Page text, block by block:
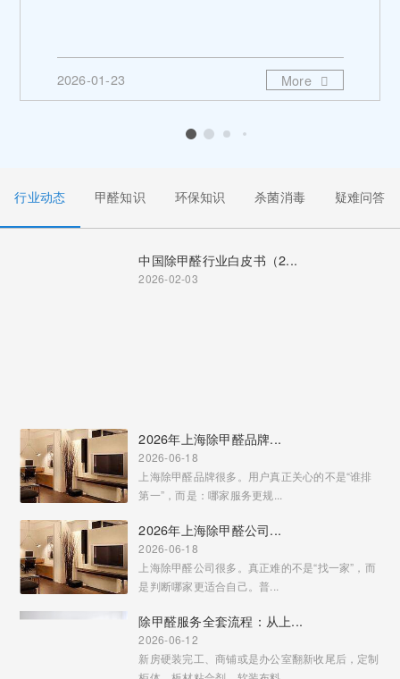
2026-01-23 More
行业动态 甲醛知识 环保知识 杀菌消毒 疑难问答
中国除甲醛行业白皮书（2...
2026-02-03
2026年上海除甲醛品牌...
2026-06-18
上海除甲醛品牌很多。用户真正关心的不是“谁排
第一”，而是：哪家服务更规...
2026年上海除甲醛公司...
2026-06-18
上海除甲醛公司很多。真正难的不是“找一家”，而
是判断哪家更适合自己。普...
除甲醛服务全套流程：从上...
2026-06-12
新房硬装完工、商铺或是办公室翻新收尾后，定制